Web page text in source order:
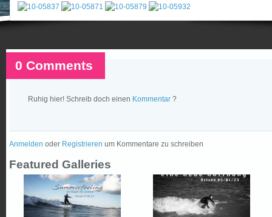
0 Comments
Ruhig hier! Schreib doch einen Kommentar ?
Anmelden oder Registrieren um Kommentare zu schreiben
Featured Galleries